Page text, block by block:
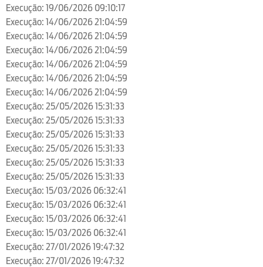
Execução: 19/06/2026 09:10:17
Execução: 14/06/2026 21:04:59
Execução: 14/06/2026 21:04:59
Execução: 14/06/2026 21:04:59
Execução: 14/06/2026 21:04:59
Execução: 14/06/2026 21:04:59
Execução: 14/06/2026 21:04:59
Execução: 25/05/2026 15:31:33
Execução: 25/05/2026 15:31:33
Execução: 25/05/2026 15:31:33
Execução: 25/05/2026 15:31:33
Execução: 25/05/2026 15:31:33
Execução: 25/05/2026 15:31:33
Execução: 15/03/2026 06:32:41
Execução: 15/03/2026 06:32:41
Execução: 15/03/2026 06:32:41
Execução: 15/03/2026 06:32:41
Execução: 27/01/2026 19:47:32
Execução: 27/01/2026 19:47:32